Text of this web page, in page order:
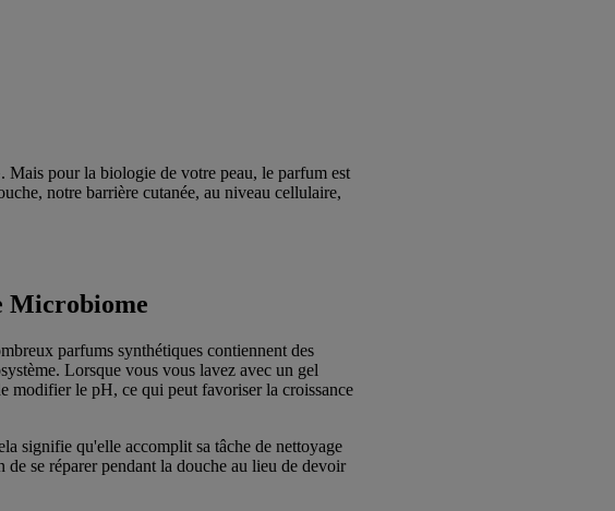
Mais pour la biologie de votre peau, le parfum est
notre barrière cutanée, au niveau cellulaire,
Microbiome
parfums synthétiques contiennent des
Lorsque vous vous lavez avec un gel
modifier le pH, ce qui peut favoriser la croissance
signifie qu'elle accomplit sa tâche de nettoyage
se réparer pendant la douche au lieu de devoir